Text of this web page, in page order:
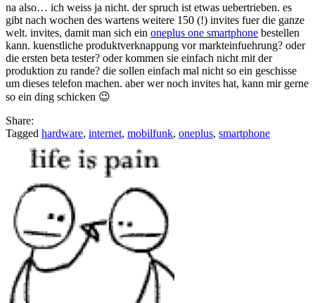
na also… ich weiss ja nicht. der spruch ist etwas uebertrieben. es
gibt nach wochen des wartens weitere 150 (!) invites fuer die ganze
welt. invites, damit man sich ein oneplus one smartphone bestellen
kann. kuenstliche produktverknappung vor markteinfuehrung? oder
die ersten beta tester? oder kommen sie einfach nicht mit der
produktion zu rande? die sollen einfach mal nicht so ein geschisse
um dieses telefon machen. aber wer noch invites hat, kann mir gerne
so ein ding schicken 😉
Share:
Tagged hardware, internet, mobilfunk, oneplus, smartphone